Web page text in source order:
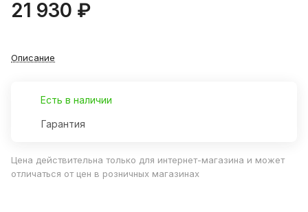
21 930 ₽
Описание
Есть в наличии
Гарантия
Цена действительна только для интернет-магазина и может
отличаться от цен в розничных магазинах